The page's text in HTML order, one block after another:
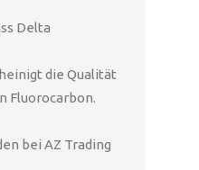
Delta
die Qualität
Fluorocarbon.
bei AZ Trading